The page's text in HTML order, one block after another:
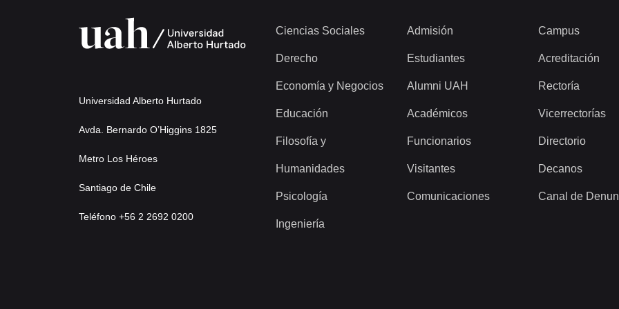
Universidad Alberto Hurtado
Avda. Bernardo O’Higgins 1825
Metro Los Héroes
Santiago de Chile
Teléfono +56 2 2692 0200
Ciencias Sociales
Derecho
Economía y Negocios
Educación
Filosofía y
Humanidades
Psicología
Ingeniería
Admisión
Estudiantes
Alumni UAH
Académicos
Funcionarios
Visitantes
Comunicaciones
Campus
Acreditación
Rectoría
Vicerrectorías
Directorio
Decanos
Canal de